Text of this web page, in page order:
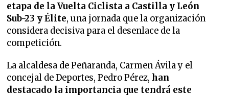
etapa de la Vuelta Ciclista a Castilla y León
Sub-23 y Élite, una jornada que la organización
considera decisiva para el desenlace de la
competición.
La alcaldesa de Peñaranda, Carmen Ávila y el
concejal de Deportes, Pedro Pérez,han
destacado la importancia que tendrá este